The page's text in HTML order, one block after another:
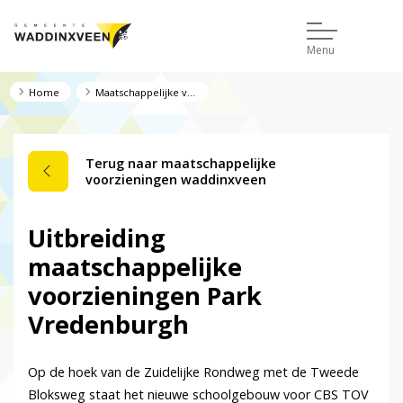
Menu
Home Maatschappelijke voorzieningen Waddinxveen
Terug naar maatschappelijke
voorzieningen waddinxveen
Uitbreiding
maatschappelijke
voorzieningen Park
Vredenburgh
Op de hoek van de Zuidelijke Rondweg met de Tweede
Bloksweg staat het nieuwe schoolgebouw voor CBS TOV